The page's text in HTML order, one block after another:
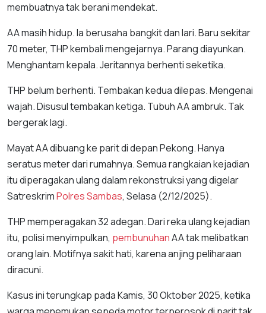
membuatnya tak berani mendekat.
AA masih hidup. Ia berusaha bangkit dan lari. Baru sekitar
70 meter, THP kembali mengejarnya. Parang diayunkan.
Menghantam kepala. Jeritannya berhenti seketika.
THP belum berhenti. Tembakan kedua dilepas. Mengenai
wajah. Disusul tembakan ketiga. Tubuh AA ambruk. Tak
bergerak lagi.
Mayat AA dibuang ke parit di depan Pekong. Hanya
seratus meter dari rumahnya. Semua rangkaian kejadian
itu diperagakan ulang dalam rekonstruksi yang digelar
SatreskrimPolres Sambas, Selasa (2/12/2025).
THP memperagakan 32 adegan. Dari reka ulang kejadian
itu, polisi menyimpulkan, pembunuhanAA tak melibatkan
orang lain. Motifnya sakit hati, karena anjing peliharaan
diracuni.
Kasus ini terungkap pada Kamis, 30 Oktober 2025, ketika